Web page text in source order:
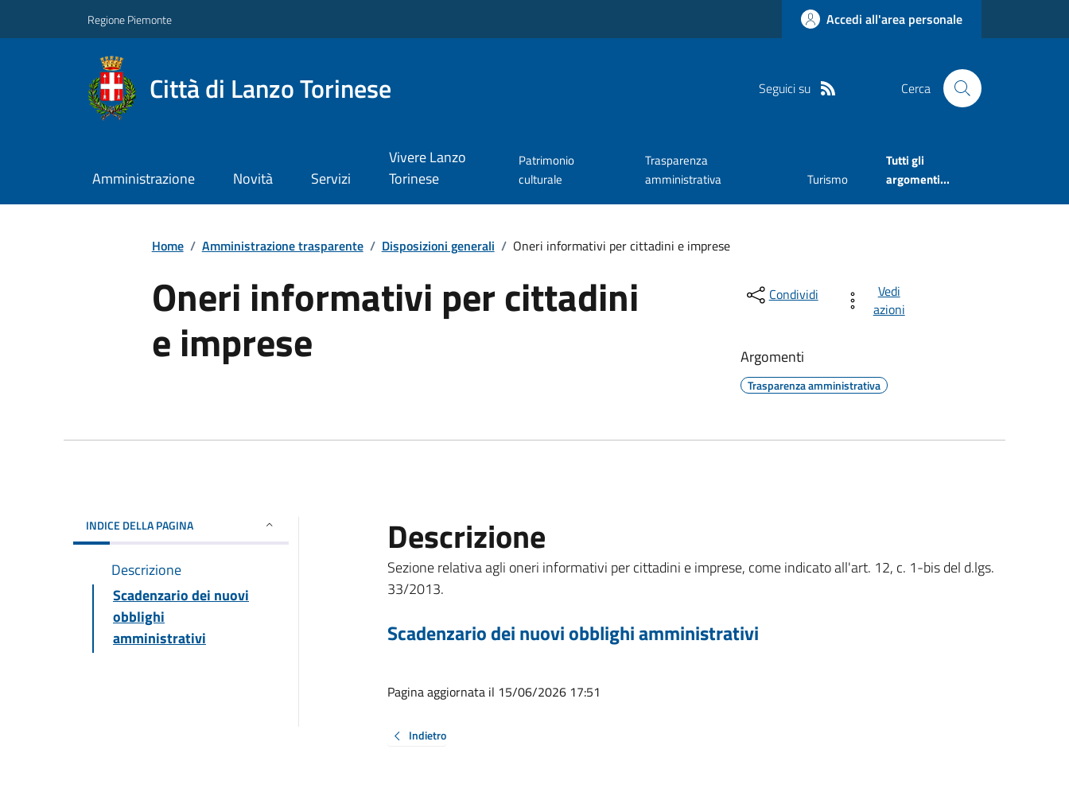
Regione Piemonte Accedi all'area personale
Città di Lanzo Torinese Seguici su Cerca
Amministrazione Novità Servizi
Vivere Lanzo
Torinese
Patrimonio
culturale
Trasparenza
amministrativa
Turismo
Tutti gli
argomenti...
Home / Amministrazione trasparente / Disposizioni generali / Oneri informativi per cittadini e imprese
Oneri informativi per cittadini
e imprese
Condividi
Vedi
azioni
Argomenti
Trasparenza amministrativa
INDICE DELLA PAGINA
Descrizione
Scadenzario dei nuovi
obblighi
amministrativi
Descrizione
Sezione relativa agli oneri informativi per cittadini e imprese, come indicato all'art. 12, c. 1-bis del d.lgs.
33/2013.
Scadenzario dei nuovi obblighi amministrativi
Pagina aggiornata il 15/06/2026 17:51
Indietro